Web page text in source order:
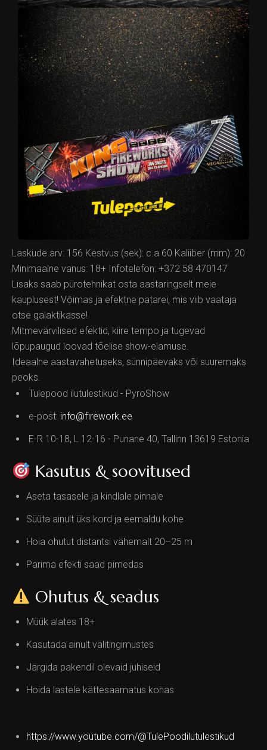
Laskude arv: 156 Kestvus (sek): c.a 60 Kaliiber (mm): 20
Minimaalne vanus: 18+ Infotelefon: +372 58 470147
Lisaks saab pürotehnikat osta aastaringselt meie
kauplusest! Võimas ja efektne patarei, mis viib vaataja
otse galaktikasse!
Mitmevärvilised efektid, kiire tempo ja tugevad
lõpupaugud loovad tõelise show-elamuse.
Ideaalne aastavahetuseks, sünnipäevaks või suuremaks
peoks.
Tulepood ilutulestikud - PyroShow
e-post: info@firework.ee
E-R 10-18, L 12-16 - Punane 40, Tallinn 13619 Estonia
Kasutus & soovitused
Aseta tasasele ja kindlale pinnale
Süüta ainult üks kord ja eemaldu kohe
Hoia ohutut distantsi vähemalt 20–25 m
Parima efekti saad pimedas
Ohutus & seadus
Müük alates 18+
Kasutada ainult välitingimustes
Järgida pakendil olevaid juhiseid
Hoida lastele kättesaamatus kohas
https://www.youtube.com/@TulePoodilutulestikud